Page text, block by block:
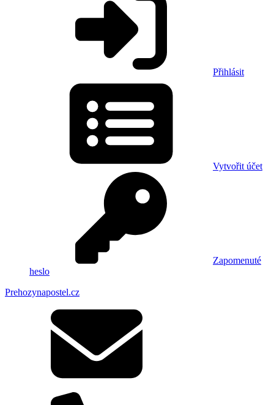
Přihlásit
Vytvořit účet
Zapomenuté
heslo
Prehozynapostel.cz